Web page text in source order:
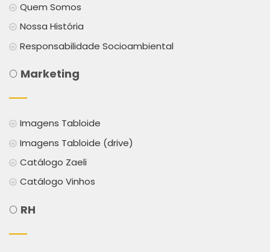
Quem Somos
Nossa História
Responsabilidade Socioambiental
O Marketing
Imagens Tabloide
Imagens Tabloide (drive)
Catálogo Zaeli
Catálogo Vinhos
O RH